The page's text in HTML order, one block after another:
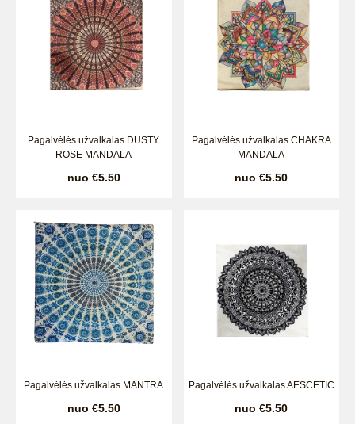
Pagalvėlės užvalkalas DUSTY
ROSE MANDALA
nuo €5.50
Pagalvėlės užvalkalas CHAKRA
MANDALA
nuo €5.50
Pagalvėlės užvalkalas MANTRA
nuo €5.50
Pagalvėlės užvalkalas AESCETIC
nuo €5.50